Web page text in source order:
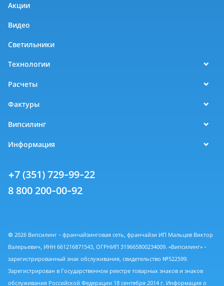
Акции
Видео
Светильники
Технологии
Расчеты
Фактуры
Випсилинг
Информация
+7 (351) 729-99-22
8 800 200-00-92
© 2026 Випсилинг - франчайзинговая сеть, франчайзи ИП Мальцев Виктор
Валерьевич, ИНН 661216871543, ОГРНИП 319665800234009. «Випсилинг» -
зарегистрированный знак обслуживания, свидетельство №522599.
Зарегистрирован в Государственном реестре товарных знаков и знаков
обслуживания Российской Федерации 18 сентября 2014 г. Информация о